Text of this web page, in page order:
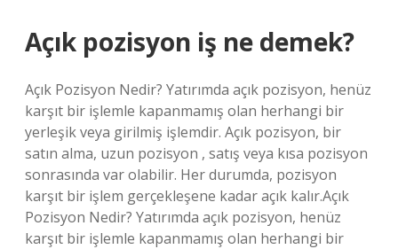
Açık pozisyon iş ne demek?
Açık Pozisyon Nedir? Yatırımda açık pozisyon, henüz
karşıt bir işlemle kapanmamış olan herhangi bir
yerleşik veya girilmiş işlemdir. Açık pozisyon, bir
satın alma, uzun pozisyon , satış veya kısa pozisyon
sonrasında var olabilir. Her durumda, pozisyon
karşıt bir işlem gerçekleşene kadar açık kalır.Açık
Pozisyon Nedir? Yatırımda açık pozisyon, henüz
karşıt bir işlemle kapanmamış olan herhangi bir